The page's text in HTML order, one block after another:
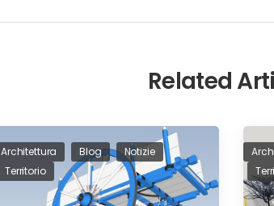
Related
Architettura Blog
Notizie
Territorio